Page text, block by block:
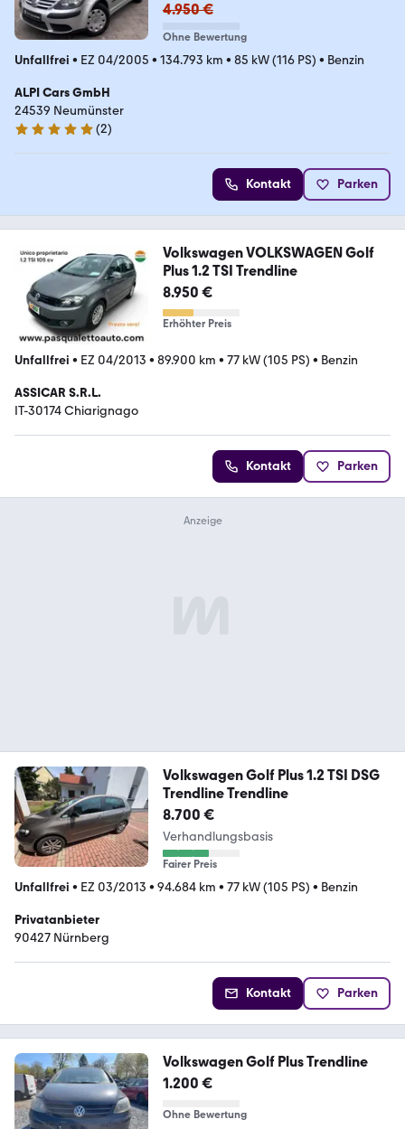
4.950 €
Ohne Bewertung
Unfallfrei • EZ 04/2005 • 134.793 km • 85 kW (116 PS) • Benzin
ALPI Cars GmbH
24539 Neumünster
5 Sterne
(2)
Kontakt Parken
Volkswagen VOLKSWAGEN Golf
Plus 1.2 TSI Trendline
8.950 €
Erhöhter Preis
Unfallfrei • EZ 04/2013 • 89.900 km • 77 kW (105 PS) • Benzin
ASSICAR S.R.L.
IT-30174 Chiarignago
Kontakt Parken
Volkswagen Golf Plus 1.2 TSI DSG
Trendline Trendline
8.700 €
Verhandlungsbasis
Fairer Preis
Unfallfrei • EZ 03/2013 • 94.684 km • 77 kW (105 PS) • Benzin
Privatanbieter
90427 Nürnberg
Kontakt Parken
Volkswagen Golf Plus Trendline
1.200 €
Ohne Bewertung